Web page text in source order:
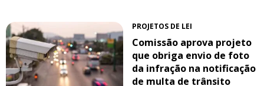
PROJETOS DE LEI
Comissão aprova projeto
que obriga envio de foto
da infração na notificação
de multa de trânsito